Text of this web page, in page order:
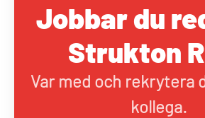
Jobbar du
Strukton
Var med och rekrytera
kollega.